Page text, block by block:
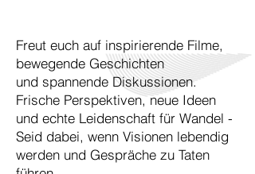
Freut euch auf inspirierende Filme,
bewegende Geschichten
und spannende Diskussionen.
Frische Perspektiven, neue Ideen
und echte Leidenschaft für Wandel -
Seid dabei, wenn Visionen lebendig
werden und Gespräche zu Taten